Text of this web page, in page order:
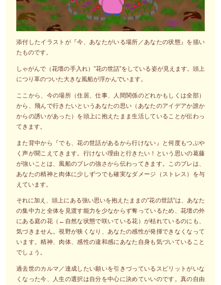
添付したイラストが『今、あなたがいる場所／あなたの状態』を描い
たものです。
しゃがんで（花壇の手入れ）”花の世話”をしている姿が見えます。頭上
につり革のついた大きな風船が浮かんでいます。
ここから、今の場所（住居、仕事、人間関係のどれかもしくは全部）
から、飛んで行きたいというあなたの思い（あなたのアイデアか誰か
からの誘いがあった）を頭上に抱えたまま生活していることが伝わっ
てきます。
また背中から『でも、花の世話があるから行けない』と何度もつぶや
く声が聞こえてきます。行けない理由と行きたい！という思いの葛藤
が強いことは、風船のブレの強さから伝わってきます。このブレは、
あなたの精神と肉体に少しずつでも確実なダメージ（ストレス）を与
えています。
それに加え、頭上にある強い思いを抱えたままの”花の世話”は、あなた
の集中力と全体を見渡す能力を少なからず奪っているため、花壇の外
にある庭の花（←自然な状態で咲いている花）が枯れているのにも、
気づきません。視野が狭くなり、あなたの感性が発揮できなくなって
います。精神、肉体、感性の違和感にあなた自身も気づいていること
でしょう。
過去世のカルマ／達成したい願いを引きづっているスピリットがいな
くなった今、人生の選択は自分を中心に決めていいのです。真の自由